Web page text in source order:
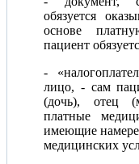
обязуется
основе
пациент
-
лицо, - сам
(дочь), отец
платные
имеющие
медицинских